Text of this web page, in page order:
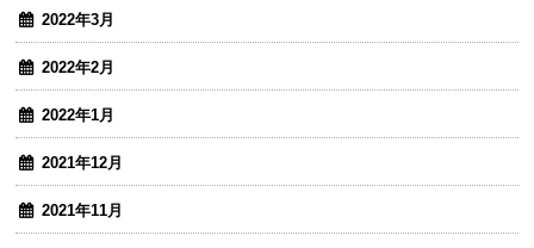
2022年3月
2022年2月
2022年1月
2021年12月
2021年11月